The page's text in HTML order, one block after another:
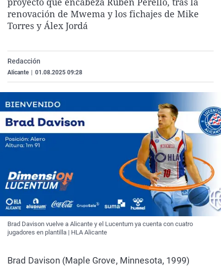
La rosa de los vientos
Caso
Extremadura
Virales
renovación de Mwema y los fichajes de Mike
Torres y Álex Jordá
Redacción
Alicante 01.08.2025 09:28
Brad Davison vuelve a Alicante y el Lucentum ya cuenta con cuatro
jugadores en plantilla | HLA Alicante
Brad Davison (Maple Grove, Minnesota, 1999)